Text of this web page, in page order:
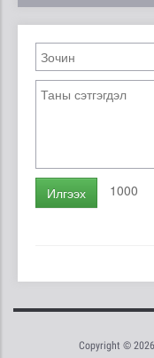
Илгээх 1000
Copyright ©